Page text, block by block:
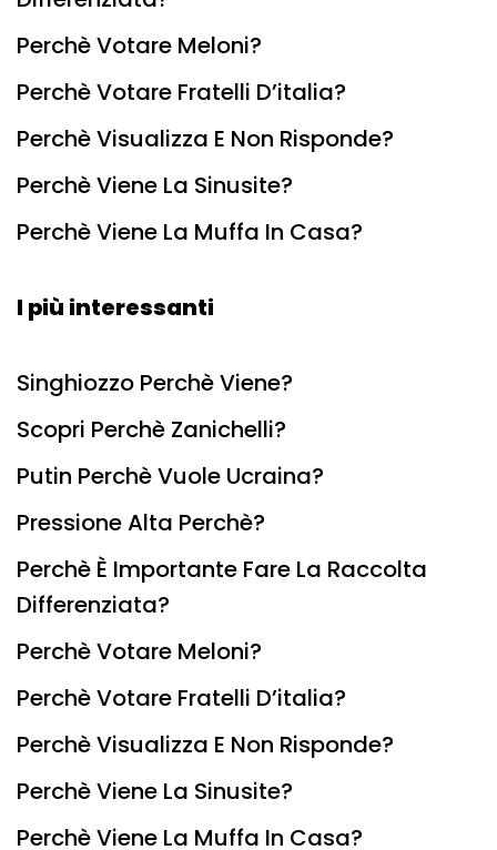
Perchè Votare Meloni?
Perchè Votare Fratelli D’italia?
Perchè Visualizza E Non Risponde?
Perchè Viene La Sinusite?
Perchè Viene La Muffa In Casa?
I più interessanti
Singhiozzo Perchè Viene?
Scopri Perchè Zanichelli?
Putin Perchè Vuole Ucraina?
Pressione Alta Perchè?
Perchè È Importante Fare La Raccolta
Differenziata?
Perchè Votare Meloni?
Perchè Votare Fratelli D’italia?
Perchè Visualizza E Non Risponde?
Perchè Viene La Sinusite?
Perchè Viene La Muffa In Casa?